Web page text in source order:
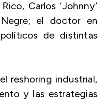
Carlos ‘Johnny’
el doctor en
de distintas
reshoring industrial,
y las estrategias